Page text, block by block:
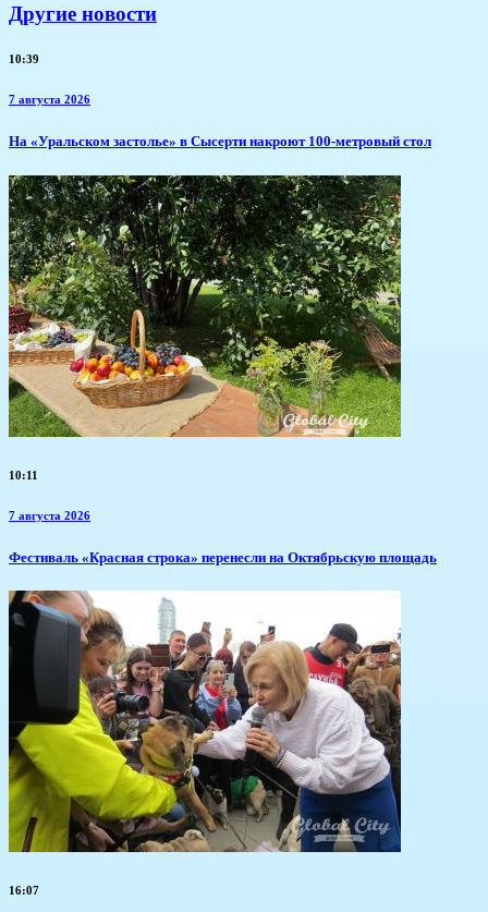
Другие новости
10:39
7 августа 2026
​На «Уральском застолье» в Сысерти накроют 100-метровый стол
10:11
7 августа 2026
Фестиваль «Красная строка» перенесли на Октябрьскую площадь
16:07